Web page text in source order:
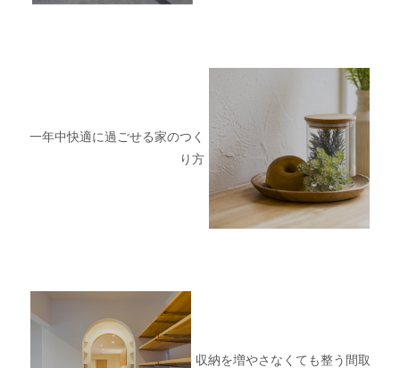
一年中快適に過ごせる家のつく
り方
収納を増やさなくても整う間取